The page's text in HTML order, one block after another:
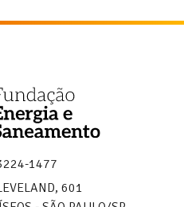
1477
601